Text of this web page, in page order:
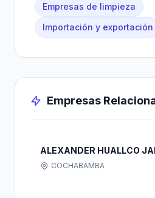
Empresas de limpieza
Importación y exportación
Empresas
ALEXANDER HUALLCO
COCHABAMBA